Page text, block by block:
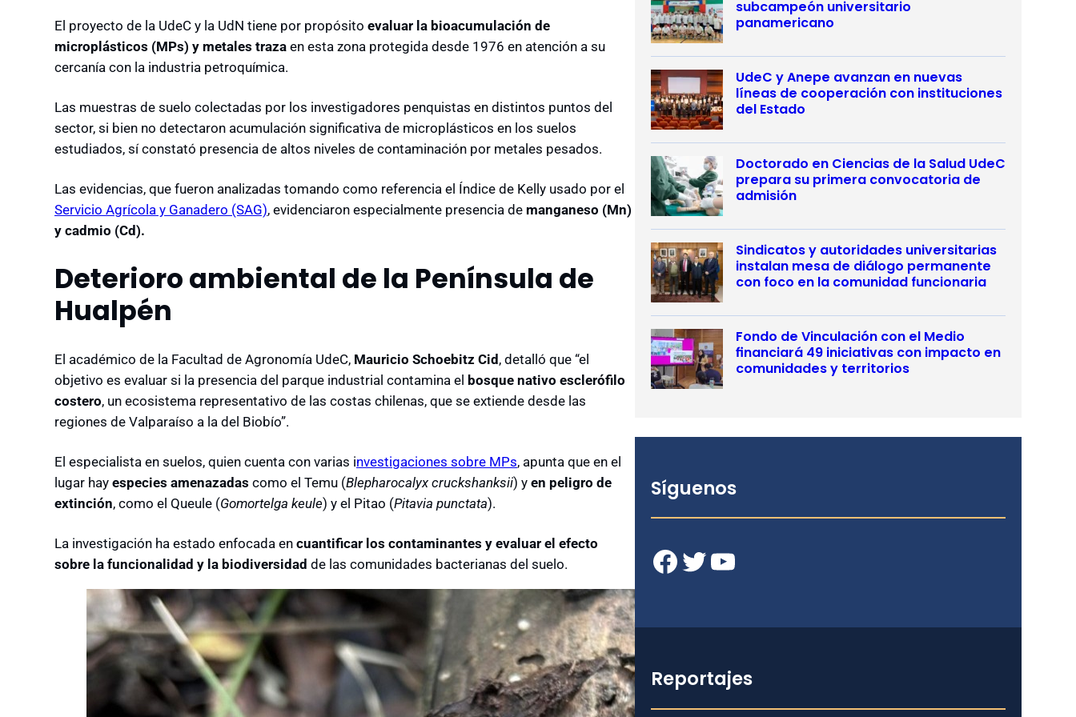
El proyecto de la UdeC y la UdN tiene por propósito evaluar la bioacumulación de
microplásticos (MPs) y metales traza en esta zona protegida desde 1976 en atención a su
cercanía con la industria petroquímica.
Las muestras de suelo colectadas por los investigadores penquistas en distintos puntos del
sector, si bien no detectaron acumulación significativa de microplásticos en los suelos
estudiados, sí constató presencia de altos niveles de contaminación por metales pesados.
Las evidencias, que fueron analizadas tomando como referencia el Índice de Kelly usado por el
Servicio Agrícola y Ganadero (SAG), evidenciaron especialmente presencia de manganeso (Mn)
y cadmio (Cd).
Deterioro ambiental de la Península de
Hualpén
El académico de la Facultad de Agronomía UdeC, Mauricio Schoebitz Cid , detalló que “el
objetivo es evaluar si la presencia del parque industrial contamina el bosque nativo esclerófilo
costero, un ecosistema representativo de las costas chilenas, que se extiende desde las
regiones de Valparaíso a la del Biobío”.
El especialista en suelos, quien cuenta con varias investigaciones sobre MPs, apunta que en el
lugar hay especies amenazadas como el Temu (Blepharocalyx cruckshanksii) y en peligro de
extinción, como el Queule (Gomortelga keule) y el Pitao (Pitavia punctata).
La investigación ha estado enfocada en cuantificar los contaminantes y evaluar el efecto
sobre la funcionalidad y la biodiversidad de las comunidades bacterianas del suelo.
subcampeón universitario
panamericano
UdeC y Anepe avanzan en nuevas
líneas de cooperación con instituciones
del Estado
Doctorado en Ciencias de la Salud UdeC
prepara su primera convocatoria de
admisión
Sindicatos y autoridades universitarias
instalan mesa de diálogo permanente
con foco en la comunidad funcionaria
Fondo de Vinculación con el Medio
financiará 49 iniciativas con impacto en
comunidades y territorios
Síguenos
Facebook Twitter YouTube
Reportajes